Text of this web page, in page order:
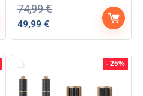
74,99€
Ursprünglicher
49,99 €Aktueller
- 25%